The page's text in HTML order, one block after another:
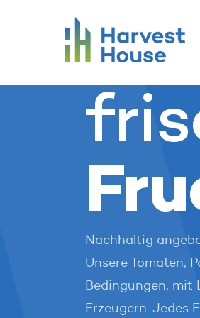
Harvest House
Harvest House Unsere Anbauer
Nachhaltig
Unsere Tomaten,
Bedingungen, mit
Erzeugern. Jedes